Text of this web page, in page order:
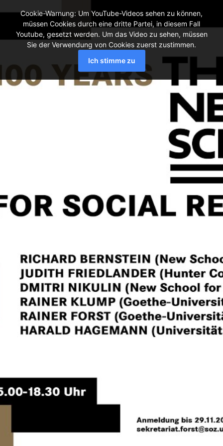
Cookie-Warnung: Um YouTube-Videos sehen zu können,
müssen Cookies durch eine dritte Partei, in diesem Fall
Youtube, gesetzt werden. Um das Video zu sehen, müssen
Sie der Verwendung von Cookies zuerst zustimmen.
Ich stimme zu